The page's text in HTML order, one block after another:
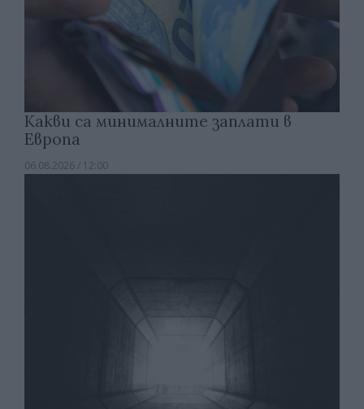
Какви са минималните заплати в
Европа
06.08.2026 / 12:00